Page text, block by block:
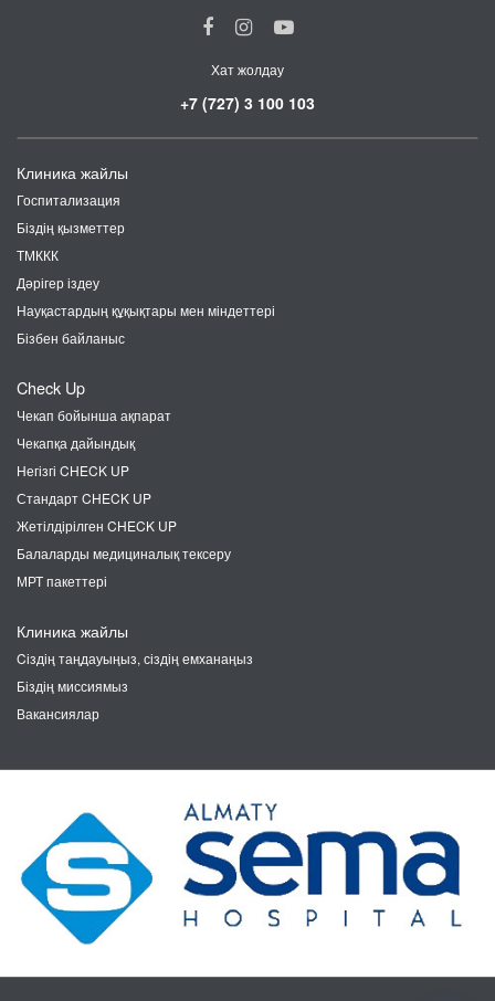
Хат жолдау
+7 (727) 3 100 103
Клиника жайлы
Госпитализация
Біздің қызметтер
ТМККК
Дәрігер іздеу
Науқастардың құқықтары мен міндеттері
Бізбен байланыс
Check Up
Чекап бойынша ақпарат
Чекапқа дайындық
Негізгі CHECK UP
Стандарт CHECK UP
Жетілдірілген CHECK UP
Балаларды медициналық тексеру
МРТ пакеттері
Клиника жайлы
Cіздің таңдауыңыз, сіздің емханаңыз
Біздің миссиямыз
Вакансиялар